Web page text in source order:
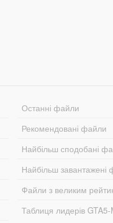
Останні файли
Рекомендовані файли
Найбільш сподобані
Найбільш завантажені
Файли з великим
Таблиця лидерів